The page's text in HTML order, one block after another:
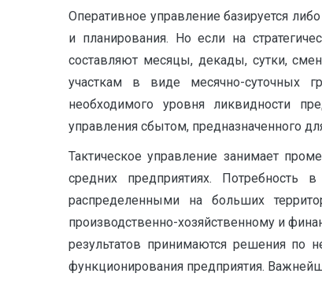
Оперативное управление базируется
и планирования. Но если на
составляют месяцы, декады, сутки,
участкам в виде месячно-суточных
необходимого уровня ликвидности
управления сбытом, предназначенного
Тактическое управление занимает
средних предприятиях.
распределенными на больших
производственно-хозяйственному и
результатов принимаются решения
функционирования предприятия.